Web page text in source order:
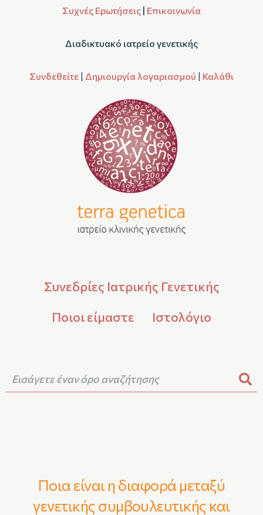
Συχνές Ερωτήσεις | Επικοινωνία
Διαδικτυακό ιατρείο γενετικής
Συνδεθείτε | Δημιουργία λογαριασμού | Καλάθι
Συνεδρίες Ιατρικής Γενετικής
Ποιοι είμαστε
Ιστολόγιο
Ποια είναι η διαφορά μεταξύ
γενετικής συμβουλευτικής και